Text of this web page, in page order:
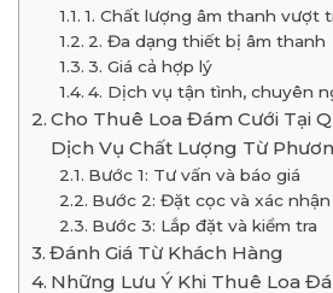
1. Chất lượng âm thanh vượt
2. Đa dạng thiết bị âm thanh
3. Giá cả hợp lý
4. Dịch vụ tận tình, chuyên
Cho Thuê Loa Đám Cưới Tại
Dịch Vụ Chất Lượng Từ
Bước 1: Tư vấn và báo giá
Bước 2: Đặt cọc và xác nhận
Bước 3: Lắp đặt và kiểm tra
Đánh Giá Từ Khách Hàng
Những Lưu Ý Khi Thuê Loa